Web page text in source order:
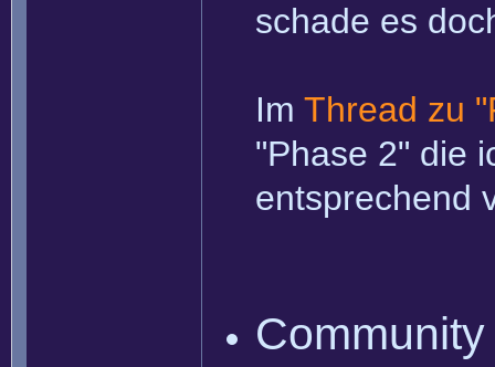
schade es
Im Thread zu
"Phase 2" die
entsprechend
Community